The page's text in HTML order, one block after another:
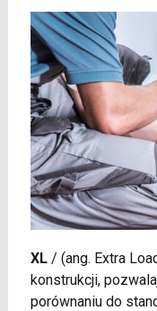
XL/ (ang. Extra
konstrukcji,
porównaniu do